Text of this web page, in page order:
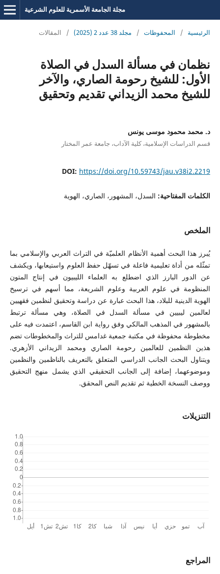
مجلة الجامعة الأسمرية للعلوم الشرعية
الرئيسية / المحفوظات / مجلد 38 عدد 2 (2025) / المقالات
نظمان في مسألة السدل في الصلاة
الأول: للشيخ رحومة الصاري، والآخر
للشيخ محمد الزيداني تقديم وتحقيق
د. محمد محمود موسى يونس
قسم الدراسات الإسلامية، كلية الآداب، جامعة عمر المختار
DOI: https://doi.org/10.59743/jau.v38i2.2219
الكلمات المفتاحية: السدل، المشهور، الصاري، الهوية
الملخص
يُبرز هذا البحث أهمية الأنظام العلميّة في التراث العربي والإسلامي بما
تمثّله من أداة تعليمية فاعلة في تسهّل حفظ العلوم واستيعابها، ويكشف
عن الدور البارز الذي اضطلع به العلماء الليبيون في إنتاج المتون
المنظومة في علوم العربية وعلوم الشريعة، مما أسهم في ترسيخ
الهوية الدينية للبلاد، هذا البحث عبارة عن دراسة وتحقيق لنظمين فقهيين
لعالمين ليبيين في مسألة السدل في الصلاة، وهي مسألة ترتبط
بالمشهور في المذهب المالكي وفق رواية ابن القاسم، اعتمدت فيه على
مخطوطة محفوظة في مكتبة جمعية غدامس للتراث والمخطوطات تضم
هذين النظمين للعالمين رحومة الصاري ومحمد الزيداني الأزهري.
ويتناول البحث الجانب الدراسي المتعلق بالتعريف بالناظمين والنظمين
وموضوعهما، إضافة إلى الجانب التحقيقي الذي يشمل منهج التحقيق
ووصف النسخة الخطية ثم تقديم النص المحقق.
التنزيلات
المراجع